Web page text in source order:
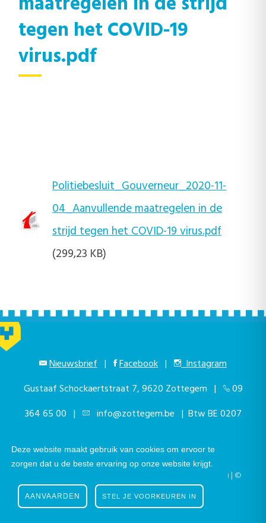
Deze website maakt gebruik van cookies om ervoor te
zorgen dat u de beste ervaring op onze website krijgt.
STEL JE VOORKEUREN IN
AANVAARDEN
tegen het COVID-19
virus.pdf
Politiebesluit_Gouverneur_2020-11-
04_Aanvullende maatregelen in de
strijd tegen het COVID-19 virus.pdf
(299,23 KB)
Nieuwsbrief | Facebook |
Instagram
Gustaaf Schockaertstraat 7, 9620 Zottegem |
09
364 65 00 | info@zottegem.be | Btw BE 0207
Telefonisch bereikbaar elke werkdag van 9.00u tot 12.00u | ©
Stad Zottegem | Powered byThe eForum Factory